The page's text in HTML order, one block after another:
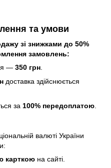
та умови
зі знижками до 50%
замовлень:
— 350 грн
доставка здійснюється
за 100% передоплатою
валюті України
карткою на сайті.